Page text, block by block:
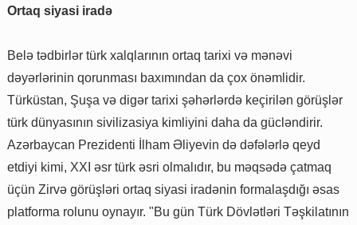
Ortaq siyasi iradə
Belə tədbirlər türk xalqlarının ortaq tarixi və mənəvi
dəyərlərinin qorunması baxımından da çox önəmlidir.
Türküstan, Şuşa və digər tarixi şəhərlərdə keçirilən görüşlər
türk dünyasının sivilizasiya kimliyini daha da gücləndirir.
Azərbaycan Prezidenti İlham Əliyevin də dəfələrlə qeyd
etdiyi kimi, XXI əsr türk əsri olmalıdır, bu məqsədə çatmaq
üçün Zirvə görüşləri ortaq siyasi iradənin formalaşdığı əsas
platforma rolunu oynayır. "Bu gün Türk Dövlətləri Təşkilatının